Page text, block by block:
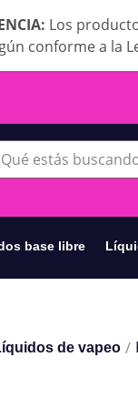
Los
conforme a la
base libre
de vapeo /